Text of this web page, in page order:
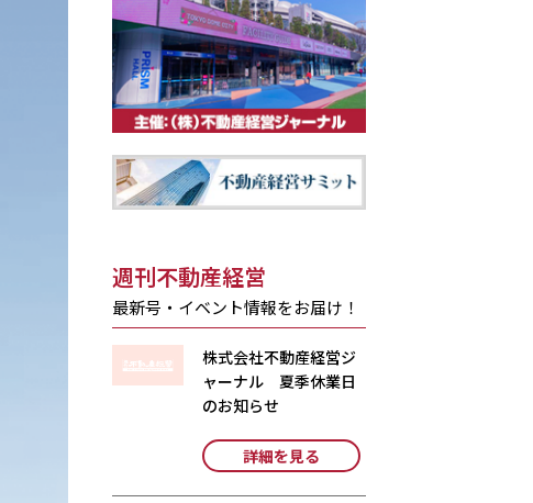
週刊不動産経営
最新号・イベント情報をお届け！
株式会社不動産経営ジ
ャーナル 夏季休業日
のお知らせ
詳細を見る